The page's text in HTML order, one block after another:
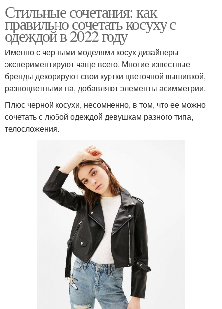
Стильные сочетания: как
правильно сочетать косуху с
одеждой в 2022 году
Именно с черными моделями косух дизайнеры
экспериментируют чаще всего. Многие известные
бренды декорируют свои куртки цветочной вышивкой,
разноцветными па, добавляют элементы асимметрии.
Плюс черной косухи, несомненно, в том, что ее можно
сочетать с любой одеждой девушкам разного типа,
телосложения.